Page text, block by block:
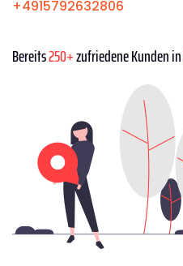
+4915792632806
Bereits250+zufriedene Kunden in